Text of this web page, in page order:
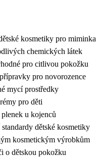
kosmetiky pro miminka
chemických látek
pro citlivou pokožku
pro novorozence
mycí prostředky
pro děti
u kojenců
dětské kosmetiky
kosmetickým výrobkům
o dětskou pokožku